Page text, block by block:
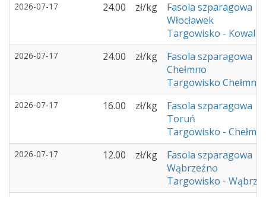
2026-07-17 24.00 zł/kg
Fasola szparagowa
Włocławek
Targowisko - Kowal
2026-07-17 24.00 zł/kg
Fasola szparagowa
Chełmno
Targowisko Chełmno
2026-07-17 16.00 zł/kg
Fasola szparagowa
Toruń
Targowisko - Chełmża
2026-07-17 12.00 zł/kg
Fasola szparagowa
Wąbrzeźno
Targowisko -